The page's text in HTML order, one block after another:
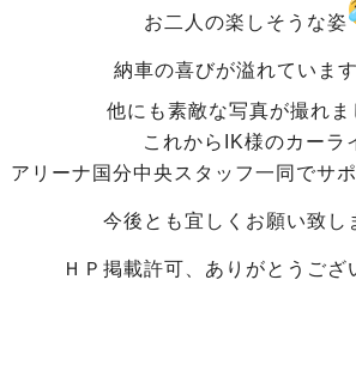
お二人の楽しそうな姿
納車の喜びが溢れていま
他にも素敵な写真が撮れま
これからIK様のカーラ
アリーナ国分中央スタッフ一同でサ
今後とも宜しくお願い致し
ＨＰ掲載許可、ありがとうござ